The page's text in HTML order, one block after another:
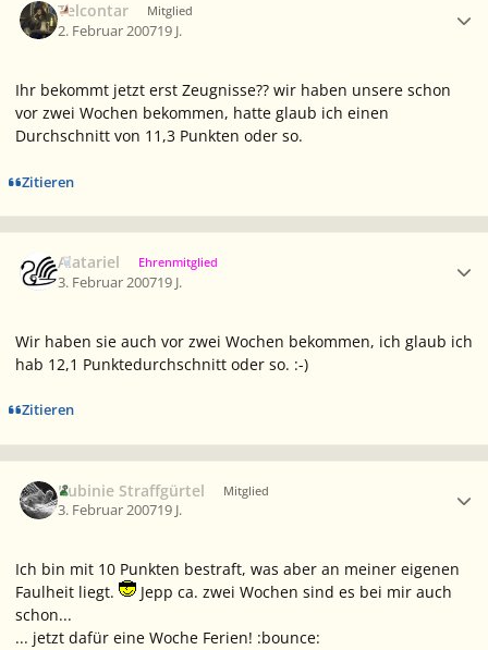
Telcontar Mitglied
2. Februar 200719 J.
Ihr bekommt jetzt erst Zeugnisse?? wir haben unsere schon
vor zwei Wochen bekommen, hatte glaub ich einen
Durchschnitt von 11,3 Punkten oder so.
Zitieren
Alatariel Ehrenmitglied
3. Februar 200719 J.
Wir haben sie auch vor zwei Wochen bekommen, ich glaub ich
hab 12,1 Punktedurchschnitt oder so. :-)
Zitieren
Rubinie Straffgürtel Mitglied
3. Februar 200719 J.
Ich bin mit 10 Punkten bestraft, was aber an meiner eigenen
Faulheit liegt.
Jepp ca. zwei Wochen sind es bei mir auch
schon...
... jetzt dafür eine Woche Ferien! :bounce: